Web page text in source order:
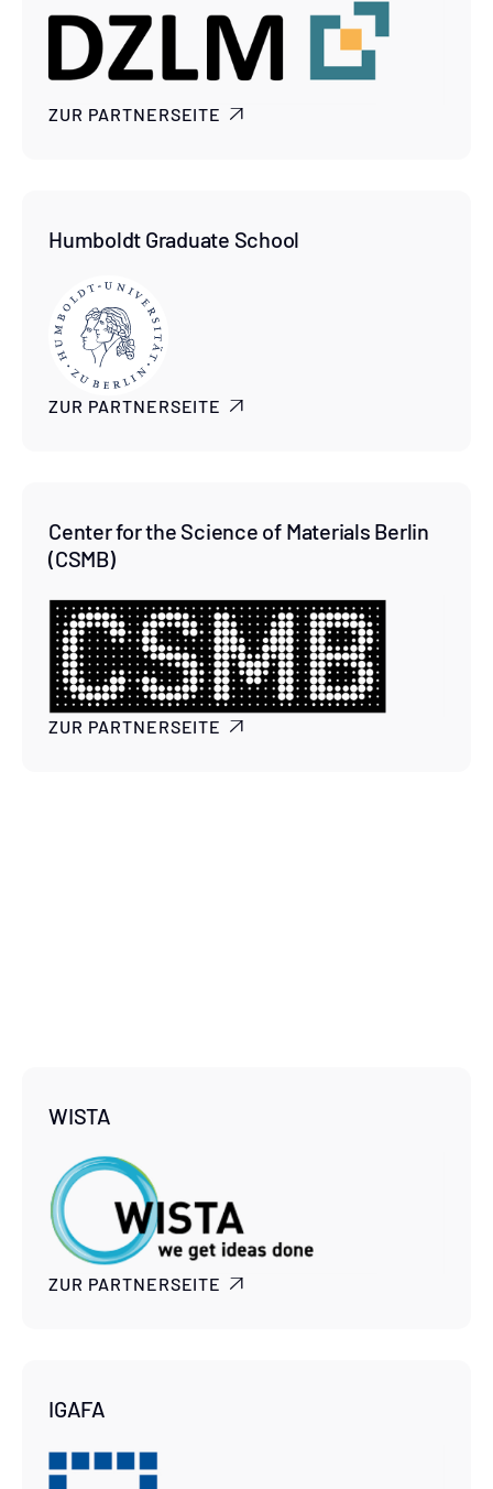
ZUR PARTNERSEITE 
Humboldt Graduate School
ZUR PARTNERSEITE 
Center for the Science of Materials Berlin
(CSMB)
ZUR PARTNERSEITE 
WISTA
ZUR PARTNERSEITE 
IGAFA